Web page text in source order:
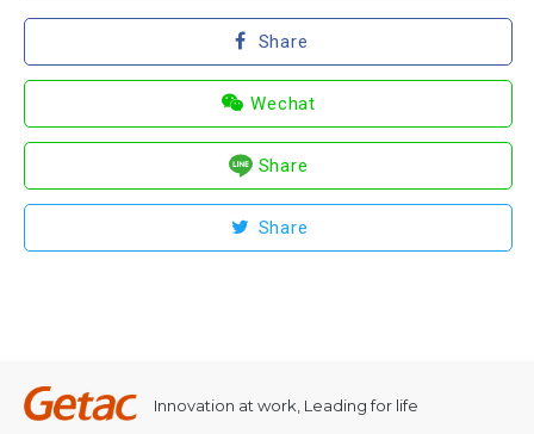
Share
Wechat
Share
Share
Innovation at work, Leading for life